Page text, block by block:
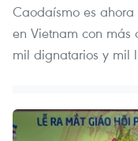
Caodaísmo es
en Vietnam con más
mil dignatarios y mil